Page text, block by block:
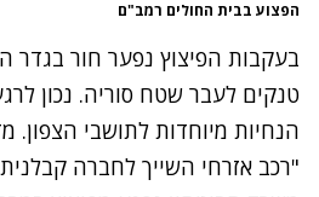
הפצוע בבית החולים רמב"ם
בעקבות הפיצוץ נפער חור בגדר
טנקים לעבר שטח סוריה. נכון
הנחיות מיוחדות לתושבי הצפון.
"רכב אזרחי השייך לחברה